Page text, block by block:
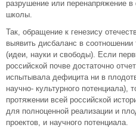
разрушение или перенапряжение
школы.
Так, обращение к генезису
выявить дисбаланс в
(идеи, науки и свободы). Если
российской почве достаточно
испытывала дефицита ни в
научно- культурного потенциала),
протяжении всей российской
для полноценной реализации и
проектов, и научного потенциала.